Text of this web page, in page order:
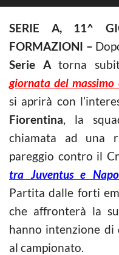
SERIE A, 11^
FORMAZIONI –
Serie Atorna
giornata del
si aprirà con
Fiorentina, la
chiamata ad una
pareggio contro il
tra Juventus e
Partita dalle forti
che affronterà la
hanno intenzione di
al campionato.